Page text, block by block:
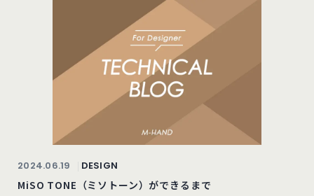
2024.06.19 DESIGN
MiSO TONE（ミソトーン）ができるまで